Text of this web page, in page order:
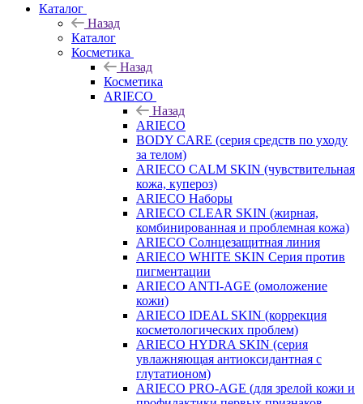
Каталог
Назад
Каталог
Косметика
Назад
Косметика
ARIECO
Назад
ARIECO
BODY CARE (серия средств по уходу
за телом)
ARIECO CALM SKIN (чувствительная
кожа, купероз)
ARIECO Наборы
ARIECO CLEAR SKIN (жирная,
комбинированная и проблемная кожа)
ARIECO Солнцезащитная линия
ARIECO WHITE SKIN Серия против
пигментации
ARIECO ANTI-AGE (омоложение
кожи)
ARIECO IDEAL SKIN (коррекция
косметологических проблем)
ARIECO HYDRA SKIN (серия
увлажняющая антиоксидантная с
глутатионом)
ARIECO PRO-AGE (для зрелой кожи и